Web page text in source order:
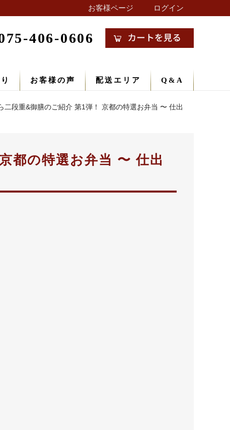
お客様ページ ログイン
406-0606
お客様の声 配送エリア Q&A
二段重&御膳のご紹介 第1弾！ 京都の特選お弁当 〜 仕出
都の特選お弁当 〜 仕出